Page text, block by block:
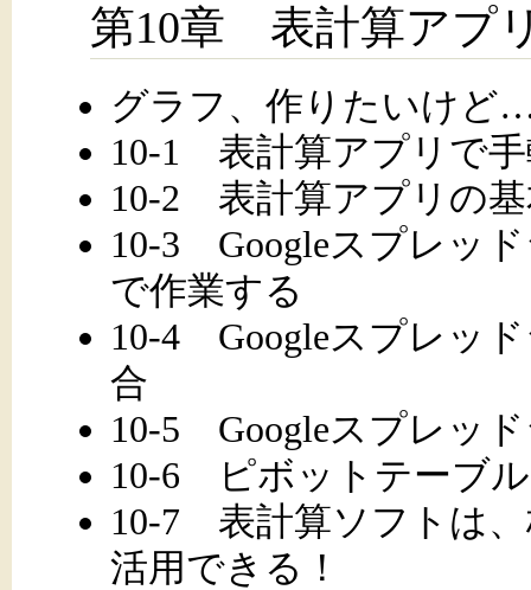
第10章 表計算アプ
グラフ、作りたいけど
10-1 表計算アプリで
10-2 表計算アプリの
10-3 Googleスプレッ
で作業する
10-4 Googleスプレッ
合
10-5 Googleスプレッ
10-6 ピボットテーブ
10-7 表計算ソフトは
活用できる！